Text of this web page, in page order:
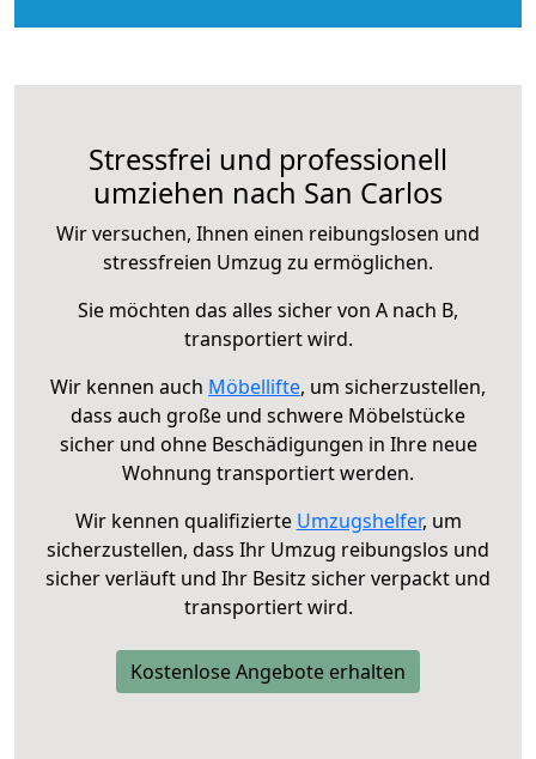
Stressfrei und professionell
umziehen nach San Carlos
Wir versuchen, Ihnen einen reibungslosen und
stressfreien Umzug zu ermöglichen.
Sie möchten das alles sicher von A nach B,
transportiert wird.
Wir kennen auch Möbellifte, um sicherzustellen,
dass auch große und schwere Möbelstücke
sicher und ohne Beschädigungen in Ihre neue
Wohnung transportiert werden.
Wir kennen qualifizierte Umzugshelfer, um
sicherzustellen, dass Ihr Umzug reibungslos und
sicher verläuft und Ihr Besitz sicher verpackt und
transportiert wird.
Kostenlose Angebote erhalten